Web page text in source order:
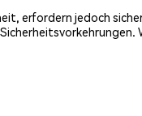
erfordern jedoch